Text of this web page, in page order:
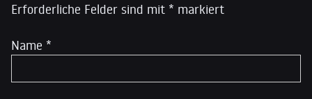
Erforderliche Felder sind mit * markiert
Name *